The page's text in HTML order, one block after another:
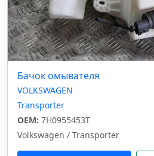
Бачок омывателя
VOLKSWAGEN
Transporter
OEM: 7H0955453T
Volkswagen / Transporter